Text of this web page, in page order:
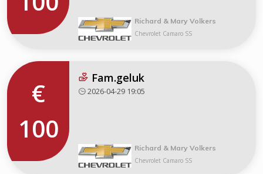
Richard & Mary Volkers
Chevrolet Camaro SS
€
100
Fam.geluk
2026-04-29 19:05
Richard & Mary Volkers
Chevrolet Camaro SS